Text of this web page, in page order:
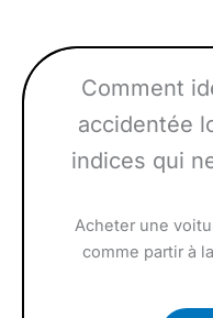
Comment
accidentée
indices qui
Acheter une
comme partir à